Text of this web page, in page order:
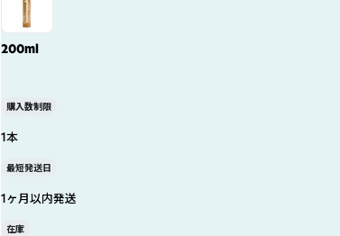
200ml
購入数制限
1本
最短発送日
1ヶ月以内発送
在庫